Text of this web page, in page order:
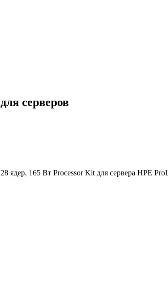
серверов
ядер, 165 Вт Processor Kit для сервера HPE